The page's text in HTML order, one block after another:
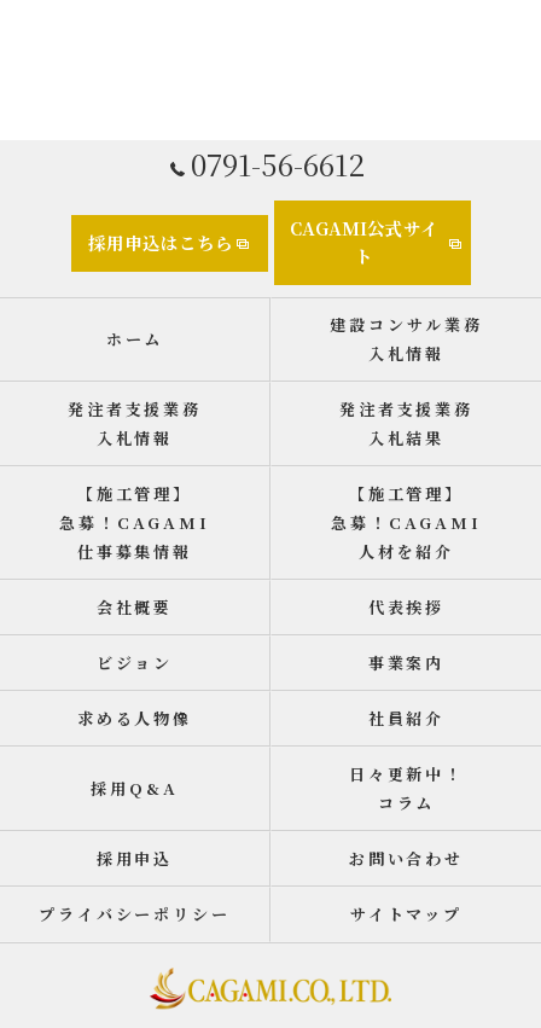
0791-56-6612
採用申込はこちら
CAGAMI公式サイ
ト
ホーム
建設コンサル業務
入札情報
発注者支援業務
入札情報
発注者支援業務
入札結果
【施工管理】
急募！CAGAMI
仕事募集情報
【施工管理】
急募！CAGAMI
人材を紹介
会社概要 代表挨拶
ビジョン 事業案内
求める人物像 社員紹介
採用Q&A
日々更新中！
コラム
採用申込 お問い合わせ
プライバシーポリシー サイトマップ